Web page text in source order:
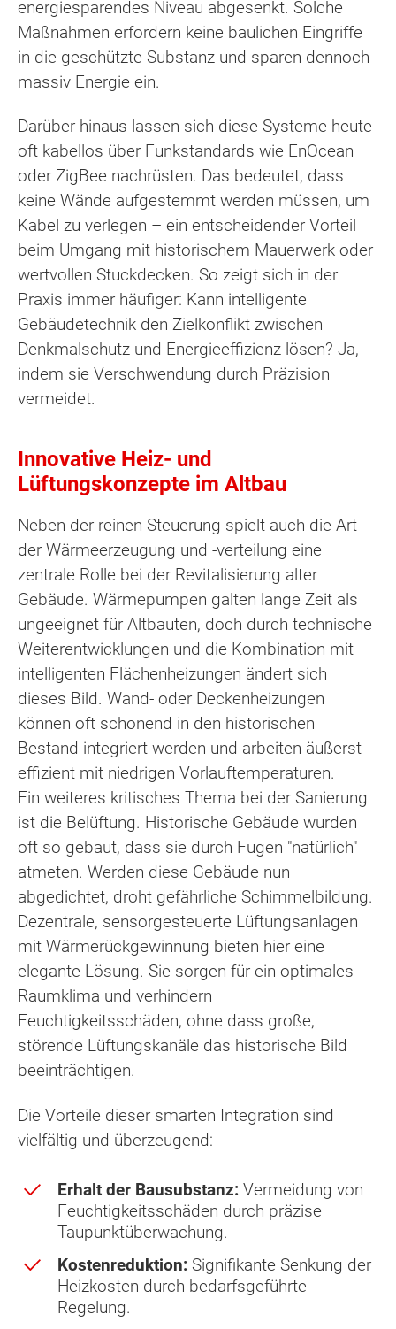
energiesparendes Niveau abgesenkt. Solche
Maßnahmen erfordern keine baulichen Eingriffe
in die geschützte Substanz und sparen dennoch
massiv Energie ein.
Darüber hinaus lassen sich diese Systeme heute
oft kabellos über Funkstandards wie EnOcean
oder ZigBee nachrüsten. Das bedeutet, dass
keine Wände aufgestemmt werden müssen, um
Kabel zu verlegen – ein entscheidender Vorteil
beim Umgang mit historischem Mauerwerk oder
wertvollen Stuckdecken. So zeigt sich in der
Praxis immer häufiger: Kann intelligente
Gebäudetechnik den Zielkonflikt zwischen
Denkmalschutz und Energieeffizienz lösen? Ja,
indem sie Verschwendung durch Präzision
vermeidet.
Innovative Heiz- und
Lüftungskonzepte im Altbau
Neben der reinen Steuerung spielt auch die Art
der Wärmeerzeugung und -verteilung eine
zentrale Rolle bei der Revitalisierung alter
Gebäude. Wärmepumpen galten lange Zeit als
ungeeignet für Altbauten, doch durch technische
Weiterentwicklungen und die Kombination mit
intelligenten Flächenheizungen ändert sich
dieses Bild. Wand- oder Deckenheizungen
können oft schonend in den historischen
Bestand integriert werden und arbeiten äußerst
effizient mit niedrigen Vorlauftemperaturen.
Ein weiteres kritisches Thema bei der Sanierung
ist die Belüftung. Historische Gebäude wurden
oft so gebaut, dass sie durch Fugen "natürlich"
atmeten. Werden diese Gebäude nun
abgedichtet, droht gefährliche Schimmelbildung.
Dezentrale, sensorgesteuerte Lüftungsanlagen
mit Wärmerückgewinnung bieten hier eine
elegante Lösung. Sie sorgen für ein optimales
Raumklima und verhindern
Feuchtigkeitsschäden, ohne dass große,
störende Lüftungskanäle das historische Bild
beeinträchtigen.
Die Vorteile dieser smarten Integration sind
vielfältig und überzeugend:
Erhalt der Bausubstanz: Vermeidung von
Feuchtigkeitsschäden durch präzise
Taupunktüberwachung.
Kostenreduktion: Signifikante Senkung der
Heizkosten durch bedarfsgeführte
Regelung.